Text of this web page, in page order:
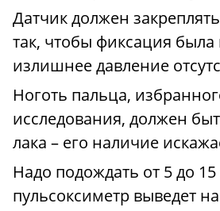
Датчик должен
так, чтобы фиксация
излишнее давление
Ноготь пальца,
исследования, должен
лака – его наличие
Надо подождать от 5 до 15
пульсоксиметр выведет